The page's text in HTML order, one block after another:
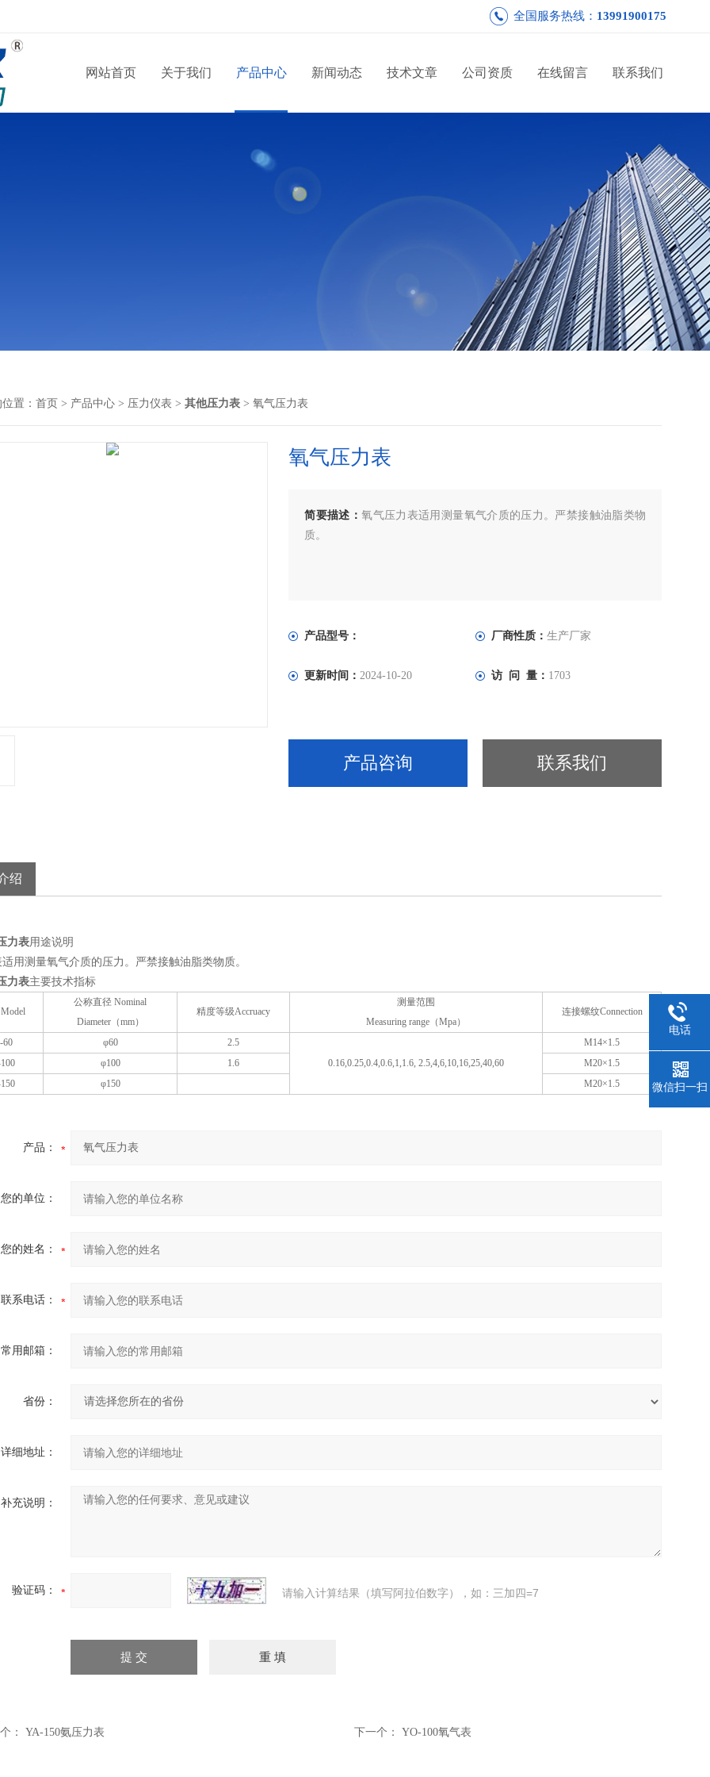
全国服务热线： 13991900175
网站首页 关于我们 产品中心 新闻动态 技术文章 公司资质 在线留言 联系我们
置： 首页 > 产品中心 > 压力仪表 > 其他压力表 > 氧气压力表
氧气压力表
简要描述：氧气压力表适用测量氧气介质的压力。严禁接触油脂类物
质。
产品型号： 厂商性质： 生产厂家
更新时间：2024-10-20 访 问 量： 1703
产品咨询 联系我们
绍
力表用途说明
测量氧气介质的压力。严禁接触油脂类物质。
力表主要技术指标
公称直径 Nominal
Diameter（mm）
精度等级Accruacy
测量范围
Measuring range（Mpa）
连接螺纹Connection
60 φ60
2.5
0.16,0.25,0.4,0.6,1,1.6, 2.5,4,6,10,16,25,40,60
M14×1.5
φ100 1.6
M20×1.5
φ150 M20×1.5
产品：
您的单位：
您的姓名：
联系电话：
常用邮箱：
省份：
详细地址：
补充说明：
验证码： 请输入计算结果（填写阿拉伯数字），如：三加四=7
： YA-150氨压力表 下一个： YO-100氧气表
电话
微信扫一扫